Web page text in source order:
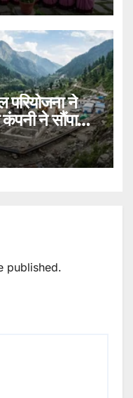
परियोजना ने
ने सौंपा
published.